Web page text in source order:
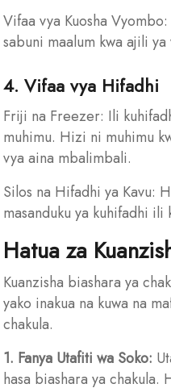
Vifaa vya Kuosha
sabuni maalum kwa ajili ya
4. Vifaa vya Hifadhi
Friji na Freezer: Ili
muhimu. Hizi ni muhimu
vya aina mbalimbali.
Silos na Hifadhi ya Kavu:
masanduku ya kuhifadhi
Hatua za
Kuanzisha biashara ya
yako inakua na kuwa na
chakula.
1. Fanya Utafiti wa Soko:
hasa biashara ya chakula.